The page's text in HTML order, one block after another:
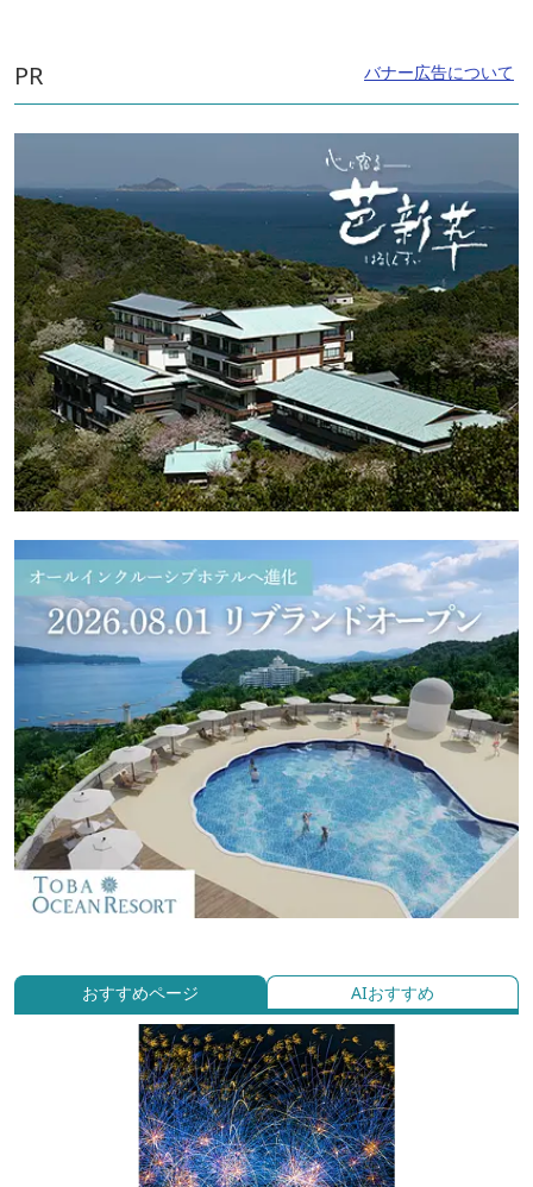
PR バナー広告について
おすすめページ AIおすすめ